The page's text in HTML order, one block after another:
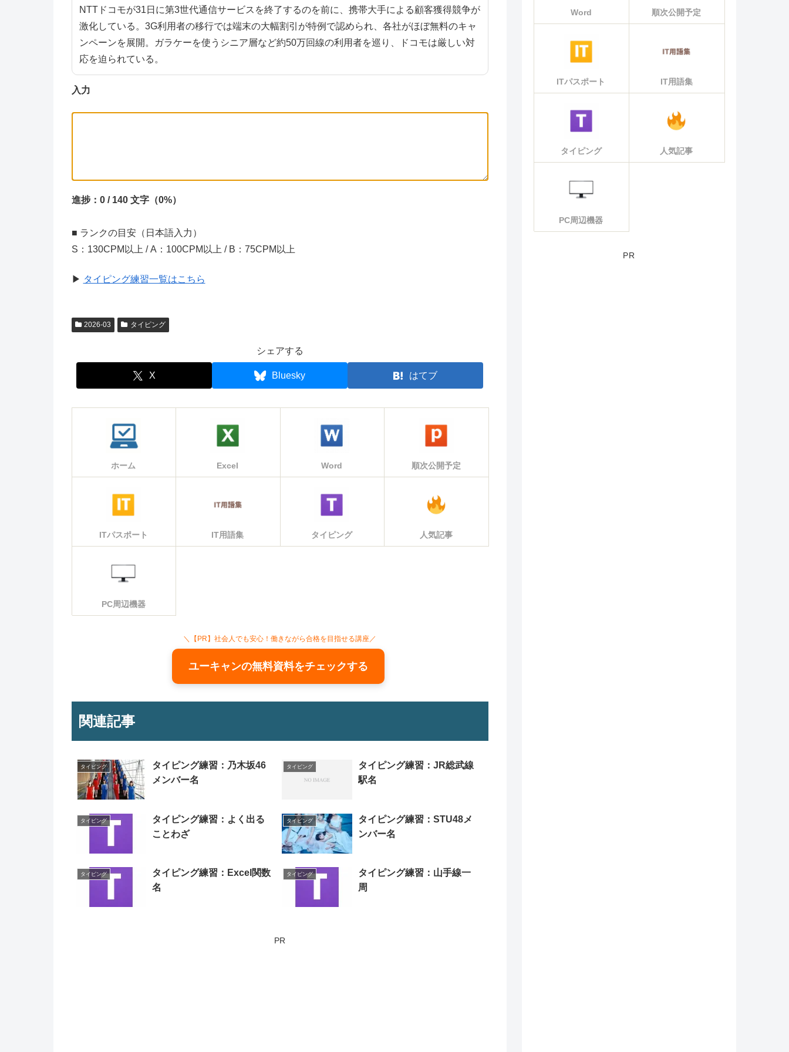
NTTドコモが31日に第3世代通信サービスを終了するのを前に、携帯大手による顧客獲得競争が
激化している。3G利用者の移行では端末の大幅割引が特例で認められ、各社がほぼ無料のキャ
ンペーンを展開。ガラケーを使うシニア層など約50万回線の利用者を巡り、ドコモは厳しい対
応を迫られている。
入力
進捗：0 / 140 文字（0%）
■ ランクの目安（日本語入力）
S：130CPM以上 / A：100CPM以上 / B：75CPM以上
▶ タイピング練習一覧はこちら
2026-03 タイピング
シェアする
X Bluesky はてブ
ホーム Excel Word 順次公開予定
ITパスポート IT用語集 タイピング 人気記事
PC周辺機器
＼【PR】社会人でも安心！働きながら合格を目指せる講座／
ユーキャンの無料資料をチェックする
関連記事
タイピング
タイピング練習：乃木坂46
メンバー名
タイピング
タイピング練習：JR総武線
駅名
タイピング
タイピング練習：よく出る
ことわざ
タイピング
タイピング練習：STU48メ
ンバー名
タイピング
タイピング練習：Excel関数
名
タイピング
タイピング練習：山手線一
周
PR
Word 順次公開予定
ITパスポート IT用語集
タイピング 人気記事
PC周辺機器
PR